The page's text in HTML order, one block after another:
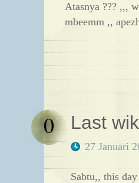
Atasnya ??? ,,,
mbeemm ,,
Last
27 Januari
0
Sabtu,, this